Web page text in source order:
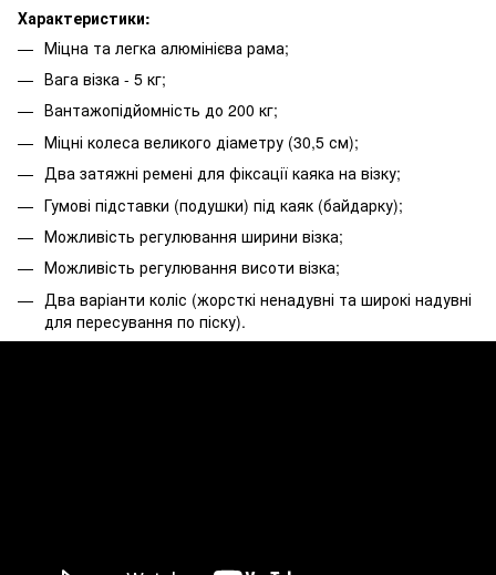
Характеристики:
Міцна та легка алюмінієва рама;
Вага візка - 5 кг;
Вантажопідйомність до 200 кг;
Міцні колеса великого діаметру (30,5 см);
Два затяжні ремені для фіксації каяка на візку;
Гумові підставки (подушки) під каяк (байдарку);
Можливість регулювання ширини візка;
Можливість регулювання висоти візка;
Два варіанти коліс (жорсткі ненадувні та широкі надувні
для пересування по піску).